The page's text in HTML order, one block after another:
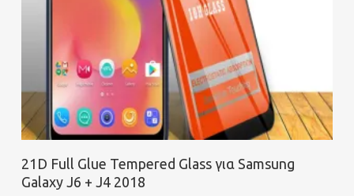
Προσθήκη στο καλάθι
21D Full Glue Tempered Glass για Samsung
Galaxy J6 + J4 2018